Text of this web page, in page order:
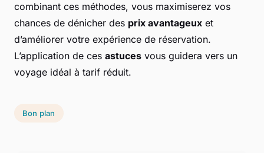
combinant ces méthodes, vous maximiserez vos
chances de dénicher des prix avantageux et
d’améliorer votre expérience de réservation.
L’application de ces astuces vous guidera vers un
voyage idéal à tarif réduit.
Bon plan